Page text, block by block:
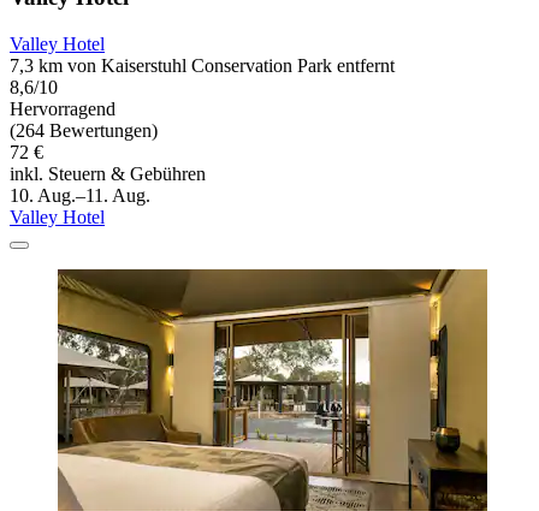
Valley Hotel
7,3 km von Kaiserstuhl Conservation Park entfernt
8,6/10
Hervorragend
(264 Bewertungen)
72 €
inkl. Steuern & Gebühren
10. Aug.–11. Aug.
Valley Hotel